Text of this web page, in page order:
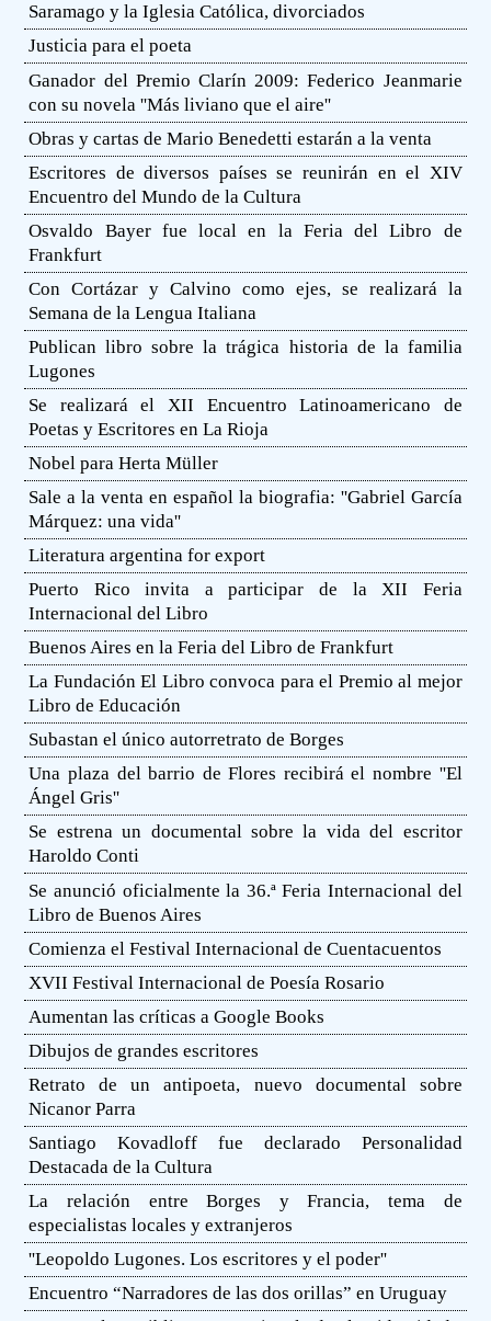
Saramago y la Iglesia Católica, divorciados
Justicia para el poeta
Ganador del Premio Clarín 2009: Federico Jeanmarie
con su novela ''Más liviano que el aire''
Obras y cartas de Mario Benedetti estarán a la venta
Escritores de diversos países se reunirán en el XIV
Encuentro del Mundo de la Cultura
Osvaldo Bayer fue local en la Feria del Libro de
Frankfurt
Con Cortázar y Calvino como ejes, se realizará la
Semana de la Lengua Italiana
Publican libro sobre la trágica historia de la familia
Lugones
Se realizará el XII Encuentro Latinoamericano de
Poetas y Escritores en La Rioja
Nobel para Herta Müller
Sale a la venta en español la biografia: ''Gabriel García
Márquez: una vida''
Literatura argentina for export
Puerto Rico invita a participar de la XII Feria
Internacional del Libro
Buenos Aires en la Feria del Libro de Frankfurt
La Fundación El Libro convoca para el Premio al mejor
Libro de Educación
Subastan el único autorretrato de Borges
Una plaza del barrio de Flores recibirá el nombre ''El
Ángel Gris''
Se estrena un documental sobre la vida del escritor
Haroldo Conti
Se anunció oficialmente la 36.ª Feria Internacional del
Libro de Buenos Aires
Comienza el Festival Internacional de Cuentacuentos
XVII Festival Internacional de Poesía Rosario
Aumentan las críticas a Google Books
Dibujos de grandes escritores
Retrato de un antipoeta, nuevo documental sobre
Nicanor Parra
Santiago Kovadloff fue declarado Personalidad
Destacada de la Cultura
La relación entre Borges y Francia, tema de
especialistas locales y extranjeros
''Leopoldo Lugones. Los escritores y el poder''
Encuentro “Narradores de las dos orillas” en Uruguay